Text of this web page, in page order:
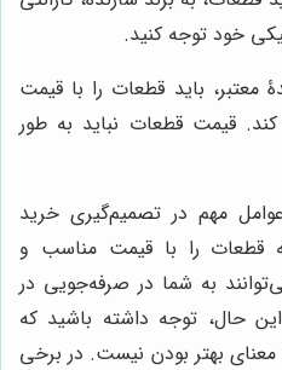
خود توجه کنید.
معتبر، باید قطعات را با قیمت
قیمت قطعات نباید به طور
مهم در تصمیم‌گیری خرید
قطعات را با قیمت مناسب و
به شما در صرفه‌جویی در
حال، توجه داشته باشید که
بهتر بودن نیست. در برخی